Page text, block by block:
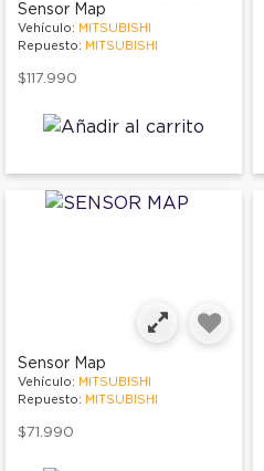
Sensor Map
Vehículo: MITSUBISHI
Repuesto: MITSUBISHI
$117.990
Sensor Map
Vehículo: MITSUBISHI
Repuesto: MITSUBISHI
$71.990